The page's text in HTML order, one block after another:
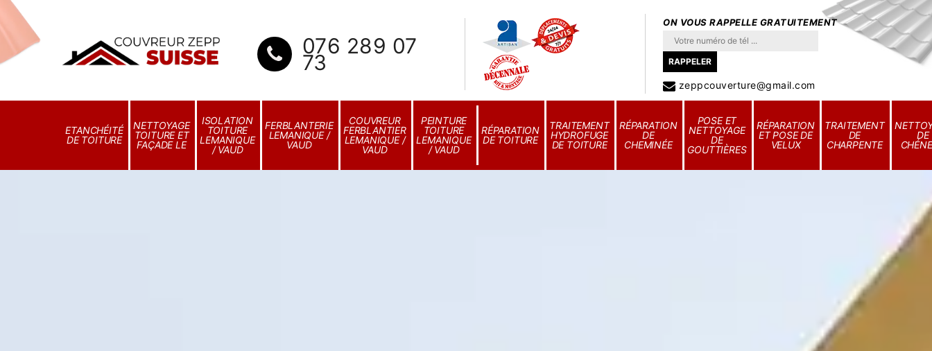
076 289 07
73
ON VOUS RAPPELLE GRATUITEMENT
zeppcouverture@gmail.com
ETANCHÉITÉ
DE TOITURE
NETTOYAGE
TOITURE ET
FAÇADE LE
ISOLATION
TOITURE
LEMANIQUE
/ VAUD
FERBLANTERIE
LEMANIQUE /
VAUD
COUVREUR
FERBLANTIER
LEMANIQUE /
VAUD
PEINTURE
TOITURE
LEMANIQUE
/ VAUD
RÉPARATION
DE TOITURE
TRAITEMENT
HYDROFUGE
DE TOITURE
RÉPARATION
DE
CHEMINÉE
POSE ET
NETTOYAGE
DE
GOUTTIÈRES
RÉPARATION
ET POSE DE
VELUX
TRAITEMENT
DE
CHARPENTE
DE